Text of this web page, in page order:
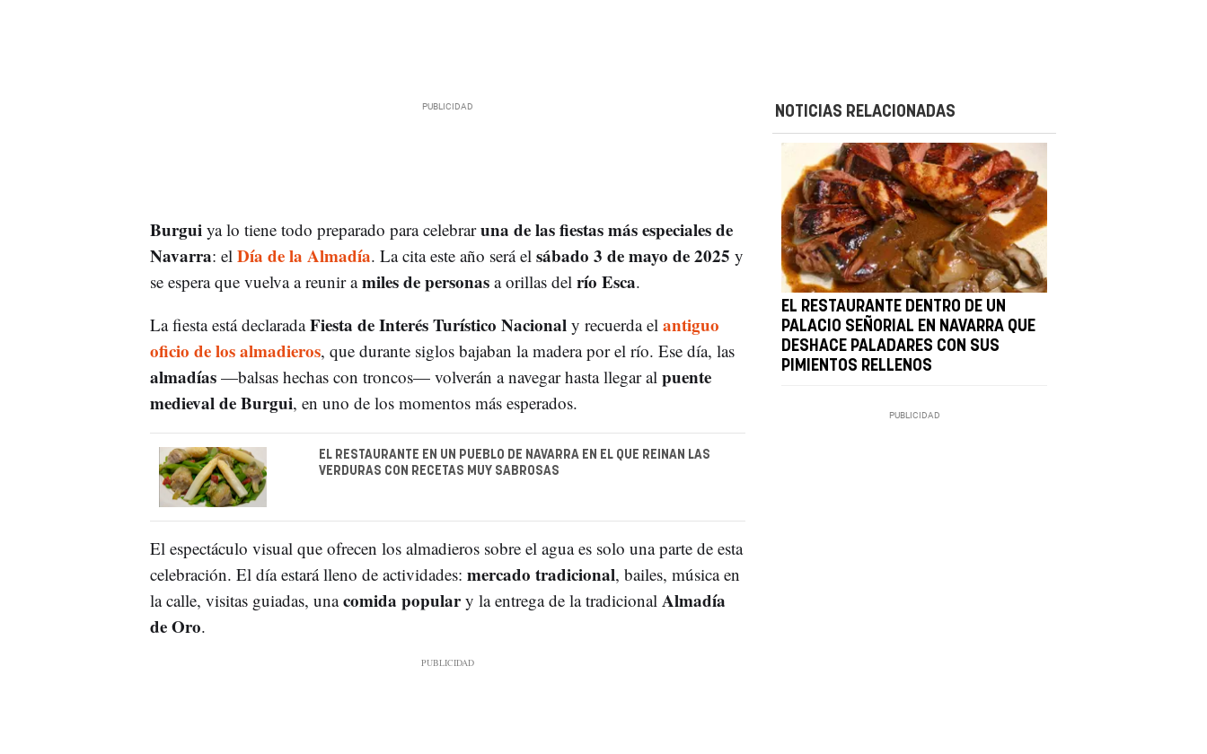
Burgui ya lo tiene todo preparado para celebraruna de las fiestas más especiales de
Navarra: el Día de la Almadía. La cita este año será el sábado 3 de mayo de 2025 y
se espera que vuelva a reunir amiles de personasa orillas del río Esca.
La fiesta está declaradaFiesta de Interés Turístico Nacional y recuerda el antiguo
oficio de los almadieros, que durante siglos bajaban la madera por el río. Ese día, las
almadías—balsas hechas con troncos— volverán a navegar hasta llegar al puente
medieval de Burgui, en uno de los momentos más esperados.
EL RESTAURANTE EN UN PUEBLO DE NAVARRA EN EL QUE REINAN LAS
VERDURAS CON RECETAS MUY SABROSAS
El espectáculo visual que ofrecen los almadieros sobre el agua es solo una parte de esta
celebración. El día estará lleno de actividades: mercado tradicional, bailes, música en
la calle, visitas guiadas, unacomida populary la entrega de la tradicional Almadía
de Oro.
NOTICIAS RELACIONADAS
EL RESTAURANTE DENTRO DE UN
PALACIO SEÑORIAL EN NAVARRA QUE
DESHACE PALADARES CON SUS
PIMIENTOS RELLENOS